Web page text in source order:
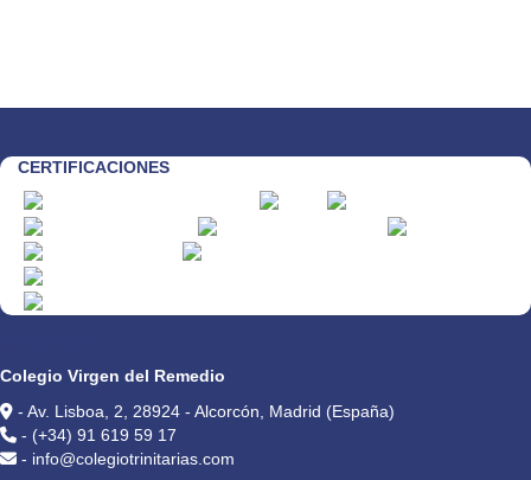
CERTIFICACIONES
Colegio Virgen del Remedio
- Av. Lisboa, 2, 28924 - Alcorcón, Madrid (España)
- (+34) 91 619 59 17
- info@colegiotrinitarias.com